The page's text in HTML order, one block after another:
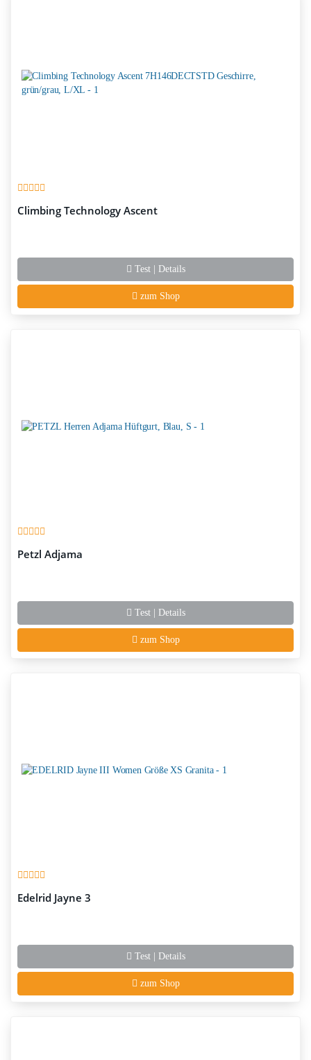
Climbing Technology Ascent
Test | Details
zum Shop
Petzl Adjama
Test | Details
zum Shop
Edelrid Jayne 3
Test | Details
zum Shop